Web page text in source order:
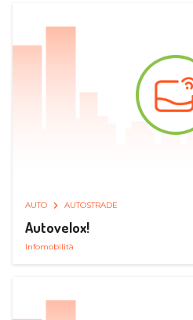
AUTO AUTOSTRADE
Autovelox!
Infomobilità